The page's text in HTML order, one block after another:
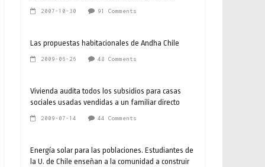
2007-10-30 91 Comments
Las propuestas habitacionales de Andha Chile
2009-06-26 48 Comments
Vivienda audita todos los subsidios para casas
sociales usadas vendidas a un familiar directo
2009-07-14 44 Comments
Energía solar para las poblaciones. Estudiantes de
la U. de Chile enseñan a la comunidad a construir